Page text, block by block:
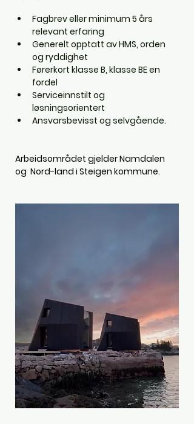
Fagbrev eller minimum 5 års
relevant erfaring
Generelt opptatt av HMS, orden
og ryddighet
Førerkort klasse B, klasse BE en
fordel
Serviceinnstilt og
løsningsorientert
Ansvarsbevisst og selvgående.
Arbeidsområdet gjelder Namdalen
og  Nord-land i Steigen kommune.